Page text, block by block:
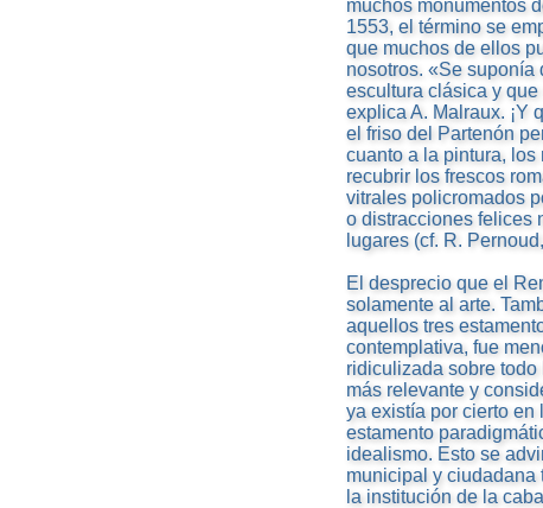
muchos monumentos
1553, el término se
que muchos de ellos
nosotros. «Se
escultura clásica y
explica A. Malraux. ¡Y
el friso del Partenón
cuanto a la pintura,
recubrir los frescos
vitrales policromados
o distracciones felices
lugares (cf. R.
El desprecio que el
solamente al arte.
aquellos tres
contemplativa, fue
ridiculizada sobre
más relevante y
ya existía por cierto en
estamento
idealismo. Esto se
municipal y
la institución de la